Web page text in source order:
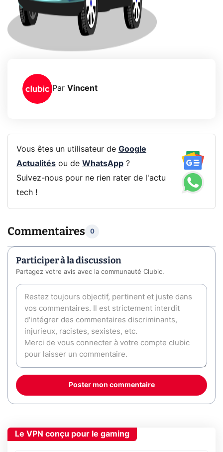
Par Vincent
Vous êtes un utilisateur de Google
Actualitésou de WhatsApp?
Suivez-nous pour ne rien rater de l'actu
tech !
Commentaires 0
Participer à la discussion
Partagez votre avis avec la communauté Clubic.
Poster mon commentaire
Le VPN conçu pour le gaming